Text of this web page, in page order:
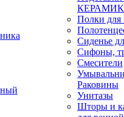
Полки для
Сиденье
Сифоны,
Смесители
Раковины
Унитазы
Шторы и